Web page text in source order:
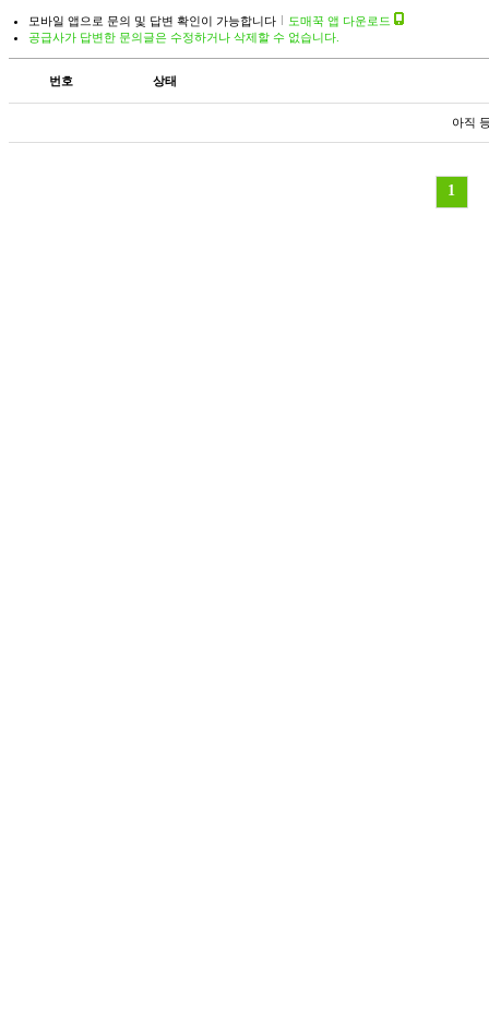
모바일 앱으로 문의 및 답변 확인이 가능합니다
도매꾹 앱 다운로드
공급사가 답변한 문의글은 수정하거나 삭제할 수 없습니다.
번호 상태
아직
1